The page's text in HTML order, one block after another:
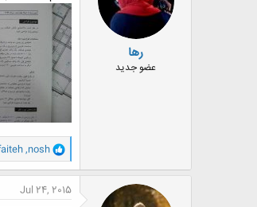
رها
عضو جدید
و
ا
ک
ش
nosh
,
Jul 24, 2015